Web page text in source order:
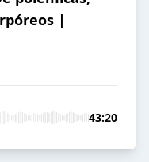
|
43:20